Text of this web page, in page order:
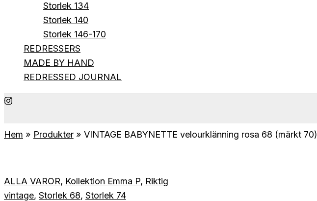
Storlek 134
Storlek 140
Storlek 146-170
REDRESSERS
MADE BY HAND
REDRESSED JOURNAL
Hem Produkter VINTAGE BABYNETTE velourklänning rosa 68 (märkt 70)
ALLA VAROR, Kollektion Emma P, Riktig
vintage, Storlek 68, Storlek 74